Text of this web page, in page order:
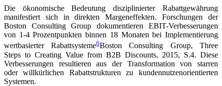
Die ökonomische Bedeutung disziplinierter Rabattgewährung
manifestiert sich in direkten Margeneffekten. Forschungen der
Boston Consulting Group dokumentieren EBIT-Verbesserungen
von 1-4 Prozentpunkten binnen 18 Monaten bei Implementierung
wertbasierter Rabattsysteme6Boston Consulting Group, Three
Steps to Creating Value from B2B Discounts, 2015, S.4. Diese
Verbesserungen resultieren aus der Transformation von starren
oder willkürlichen Rabattstrukturen zu kundennutzenorientierten
Systemen.